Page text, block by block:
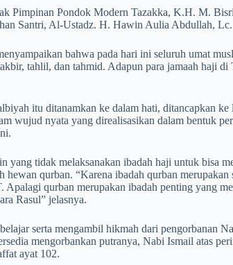
Pimpinan Pondok Modern Tazakka, K.H. M.
Santri, Al-Ustadz. H. Hawin Aulia Abdullah, Lc.
bahwa pada hari ini seluruh umat
tahlil, dan tahmid. Adapun para jamaah haji di
itu ditanamkan ke dalam hati, ditancapkan
wujud nyata yang direalisasikan dalam bentuk
yang tidak melaksanakan ibadah haji untuk bisa
qurban. “Karena ibadah qurban merupakan
Apalagi qurban merupakan ibadah penting yang
Rasul” jelasnya.
serta mengambil hikmah dari pengorbanan
mengorbankan putranya, Nabi Ismail atas
ayat 102.